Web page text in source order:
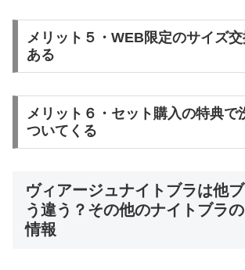
メリット５・WEB限定のサイズ
ある
メリット６・セット購入の特典で
ついてくる
ヴィアージュナイトブラは他
う違う？その他のナイトブラ
情報